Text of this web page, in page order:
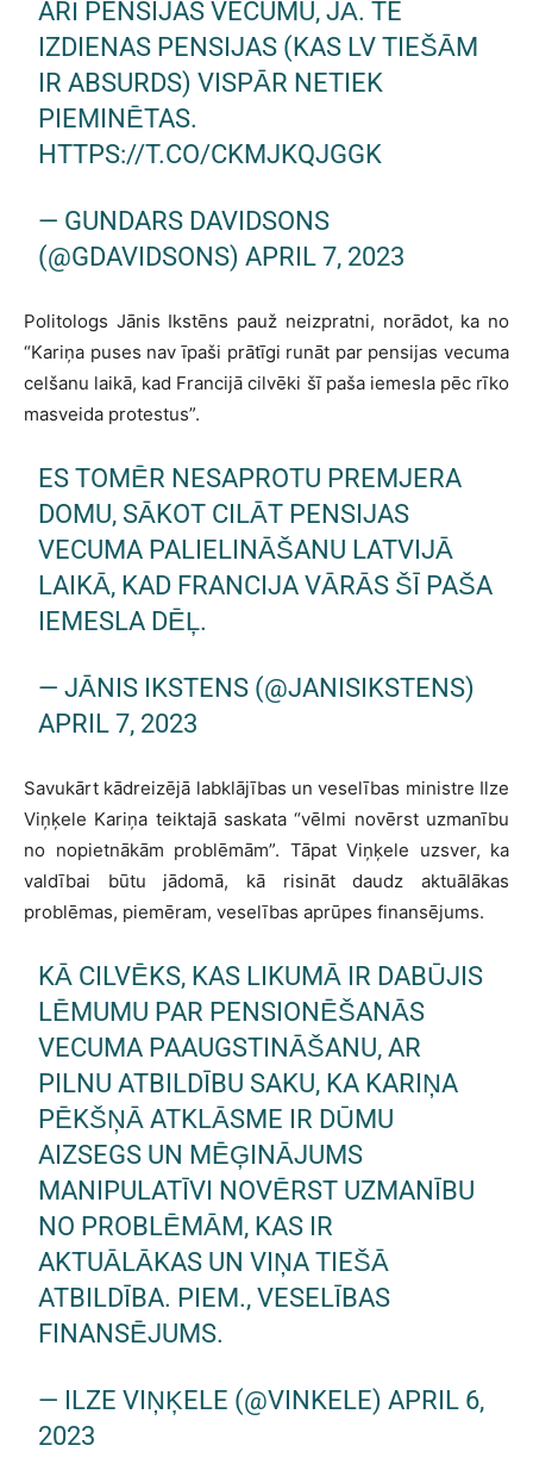
ARĪ PENSIJAS VECUMU, JĀ. TE
IZDIENAS PENSIJAS (KAS LV TIEŠĀM
IR ABSURDS) VISPĀR NETIEK
PIEMINĒTAS.
HTTPS://T.CO/CKMJKQJGGK
— GUNDARS DAVIDSONS
(@GDAVIDSONS)APRIL 7, 2023
Politologs Jānis Ikstēns pauž neizpratni, norādot, ka no
“Kariņa puses nav īpaši prātīgi runāt par pensijas vecuma
celšanu laikā, kad Francijā cilvēki šī paša iemesla pēc rīko
masveida protestus”.
ES TOMĒR NESAPROTU PREMJERA
DOMU, SĀKOT CILĀT PENSIJAS
VECUMA PALIELINĀŠANU LATVIJĀ
LAIKĀ, KAD FRANCIJA VĀRĀS ŠĪ PAŠA
IEMESLA DĒĻ.
— JĀNIS IKSTENS (@JANISIKSTENS)
APRIL 7, 2023
Savukārt kādreizējā labklājības un veselības ministre Ilze
Viņķele Kariņa teiktajā saskata “vēlmi novērst uzmanību
no nopietnākām problēmām”. Tāpat Viņķele uzsver, ka
valdībai būtu jādomā, kā risināt daudz aktuālākas
problēmas, piemēram, veselības aprūpes finansējums.
KĀ CILVĒKS, KAS LIKUMĀ IR DABŪJIS
LĒMUMU PAR PENSIONĒŠANĀS
VECUMA PAAUGSTINĀŠANU, AR
PILNU ATBILDĪBU SAKU, KA KARIŅA
PĒKŠŅĀ ATKLĀSME IR DŪMU
AIZSEGS UN MĒĢINĀJUMS
MANIPULATĪVI NOVĒRST UZMANĪBU
NO PROBLĒMĀM, KAS IR
AKTUĀLĀKAS UN VIŅA TIEŠĀ
ATBILDĪBA. PIEM., VESELĪBAS
FINANSĒJUMS.
— ILZE VIŅĶELE (@VINKELE)APRIL 6,
2023